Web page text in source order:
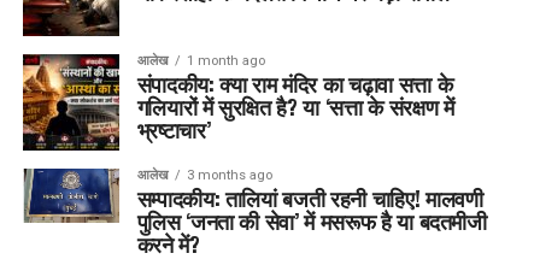
आलेख 1 month ago
संपादकीय: क्या राम मंदिर का चढ़ावा सत्ता के
गलियारों में सुरक्षित है? या ‘सत्ता के संरक्षण में
भ्रष्टाचार’
आलेख 3 months ago
सम्पादकीय: तालियां बजती रहनी चाहिए! मालवणी
पुलिस ‘जनता की सेवा’ में मसरूफ है या बदतमीजी
करने में?